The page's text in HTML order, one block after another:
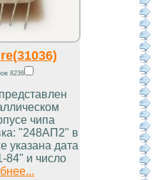
8236
чипа
"248АП2" в
указана дата
84" и число